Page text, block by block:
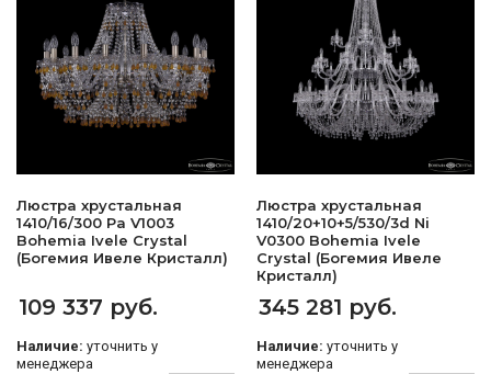
Люстра хрустальная
1410/16/300 Pa V1003
Bohemia Ivele Crystal
(Богемия Ивеле Кристалл)
109 337 руб.
Наличие: уточнить у
менеджера
Люстра хрустальная
1410/20+10+5/530/3d Ni
V0300 Bohemia Ivele
Crystal (Богемия Ивеле
Кристалл)
345 281 руб.
Наличие: уточнить у
менеджера